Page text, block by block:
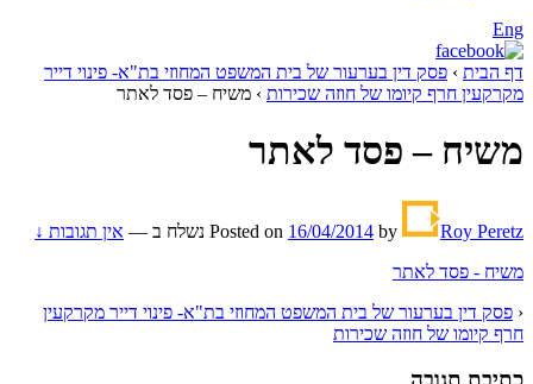
Eng
דף הבית › פסק דין בערעור של בית המשפט המחוזי בת"א- פינוי דייר
מקרקעין חרף קיומו של חוזה שכירות › משיח – פסד לאתר
משיח – פסד לאתר
Posted on 16/04/2014 by Roy Peretz נשלח ב — אין תגובות ↓
משיח - פסד לאתר
‹ פסק דין בערעור של בית המשפט המחוזי בת"א- פינוי דייר מקרקעין
חרף קיומו של חוזה שכירות